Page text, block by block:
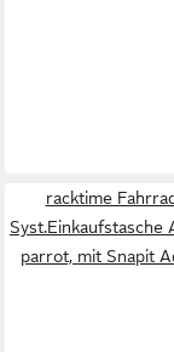
racktime
Syst.Einkaufstasche
parrot, mit Snapit